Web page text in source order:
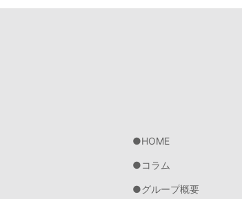
HOME
コラム
グループ概要